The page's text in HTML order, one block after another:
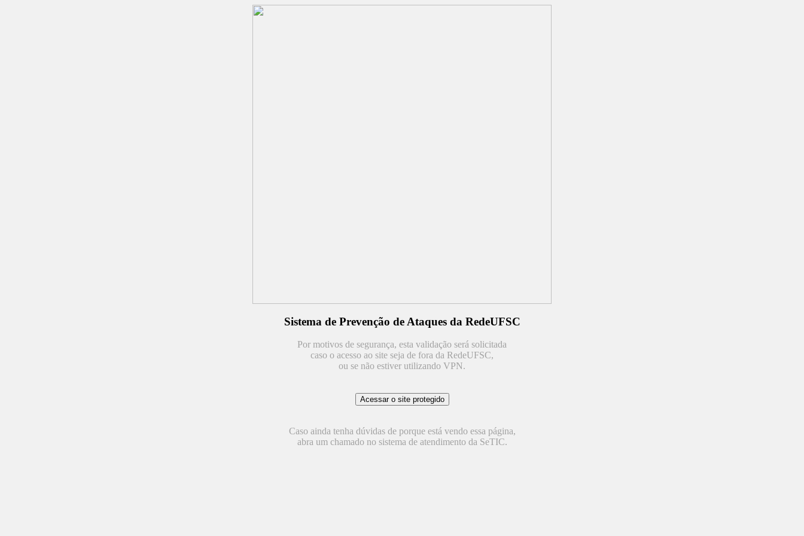
Sistema de Prevenção de Ataques da RedeUFSC
Por motivos de segurança, esta validação será solicitada
caso o acesso ao site seja de fora da RedeUFSC,
ou se não estiver utilizando VPN.
Caso ainda tenha dúvidas de porque está vendo essa página,
abra um chamado no sistema de atendimento da SeTIC.